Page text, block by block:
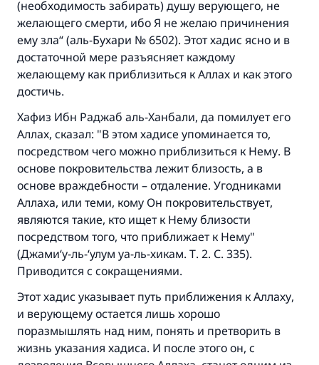
(необходимость забирать) душу верующего, не
желающего смерти, ибо Я не желаю причинения
ему зла“ (аль-Бухари № 6502). Этот хадис ясно и в
достаточной мере разъясняет каждому
желающему как приблизиться к Аллах и как этого
достичь.
Хафиз Ибн Раджаб аль-Ханбали, да помилует его
Аллах, сказал: "В этом хадисе упоминается то,
посредством чего можно приблизиться к Нему. В
основе покровительства лежит близость, а в
основе враждебности – отдаление. Угодниками
Аллаха, или теми, кому Он покровительствует,
являются такие, кто ищет к Нему близости
посредством того, что приближает к Нему"
(Джами‘у-ль-‘улум уа-ль-хикам. Т. 2. С. 335).
Приводится с сокращениями.
Этот хадис указывает путь приближения к Аллаху,
и верующему остается лишь хорошо
поразмышлять над ним, понять и претворить в
жизнь указания хадиса. И после этого он, с